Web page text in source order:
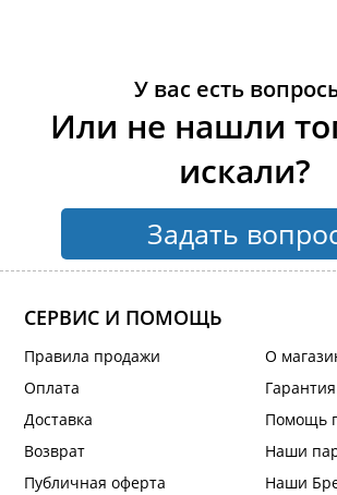
У вас есть
Или не нашли
искали?
Задать
СЕРВИС И ПОМОЩЬ
Правила продажи
Оплата
Доставка
Возврат
Публичная оферта
О
Гарантия
Помощь
Наши
Наши